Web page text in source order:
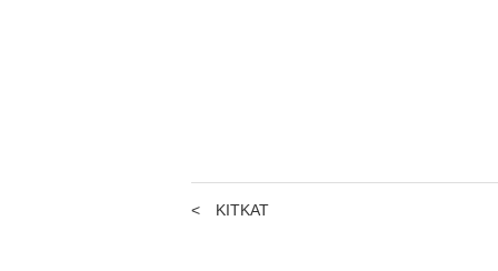
< KITKAT